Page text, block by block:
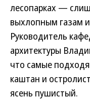
лесопарках —
выхлопным газам
Руководитель
архитектуры
что самые
каштан и
ясень пушистый.